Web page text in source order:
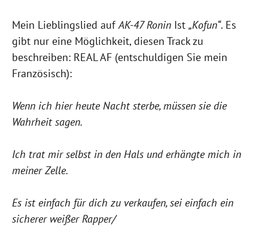
Mein Lieblingslied aufAK-47 Ronin Ist „Kofun“. Es
gibt nur eine Möglichkeit, diesen Track zu
beschreiben: REAL AF (entschuldigen Sie mein
Französisch):
Wenn ich hier heute Nacht sterbe, müssen sie die
Wahrheit sagen.
Ich trat mir selbst in den Hals und erhängte mich in
meiner Zelle.
Es ist einfach für dich zu verkaufen, sei einfach ein
sicherer weißer Rapper/